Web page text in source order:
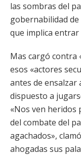
las sombras del
gobernabilidad
que implica entrar
Mas cargó contra
esos «actores
antes de ensalzar
dispuesto a
«Nos ven heridos
del combate del
agachados»,
ahogadas sus